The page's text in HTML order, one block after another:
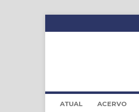
ATUAL ACERVO